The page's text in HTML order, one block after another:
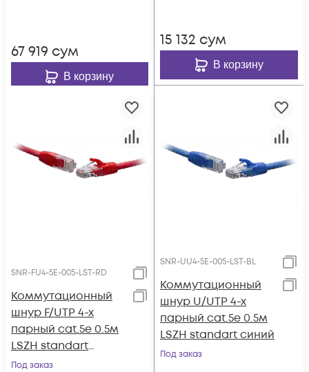
67 919 сум
В корзину
15 132 сум
В корзину
SNR-FU4-5E-005-LST-RD
Коммутационный
шнур F/UTP 4-х
парный cat.5e 0.5м
LSZH standart
красный
Под заказ
SNR-UU4-5E-005-LST-BL
Коммутационный
шнур U/UTP 4-х
парный cat.5e 0.5м
LSZH standart синий
Под заказ